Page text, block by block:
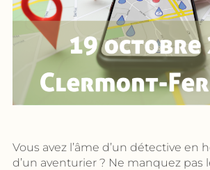
Vous avez l’âme d’un détective en
d’un aventurier ? Ne manquez pas